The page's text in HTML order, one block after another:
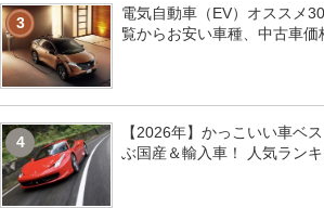
3
電気自動車（EV）オススメ
覧からお安い車種、中古車価
4
【2026年】かっこいい車ベ
ぶ国産＆輸入車！ 人気ラン